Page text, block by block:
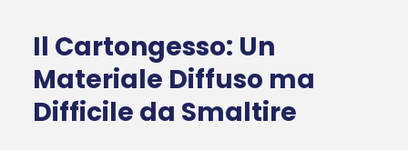
Il Cartongesso: Un
Materiale Diffuso ma
Difficile da Smaltire